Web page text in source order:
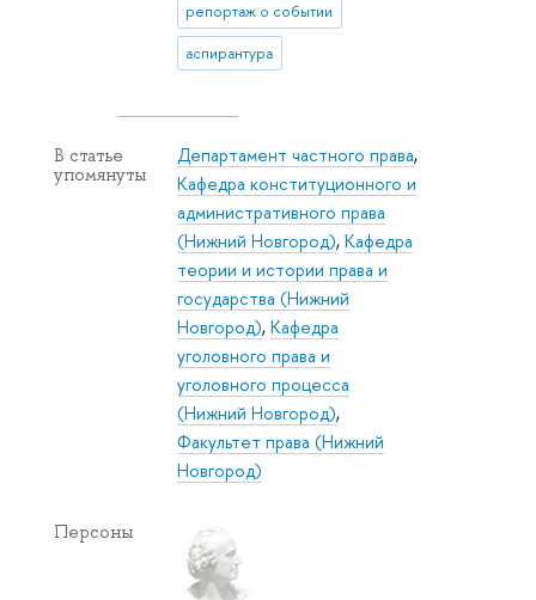
репортаж о событии
аспирантура
В статье
упомянуты
Департамент частного права,
Кафедра конституционного и
административного права
(Нижний Новгород),Кафедра
теории и истории права и
государства (Нижний
Новгород),Кафедра
уголовного права и
уголовного процесса
(Нижний Новгород),
Факультет права (Нижний
Новгород)
Персоны